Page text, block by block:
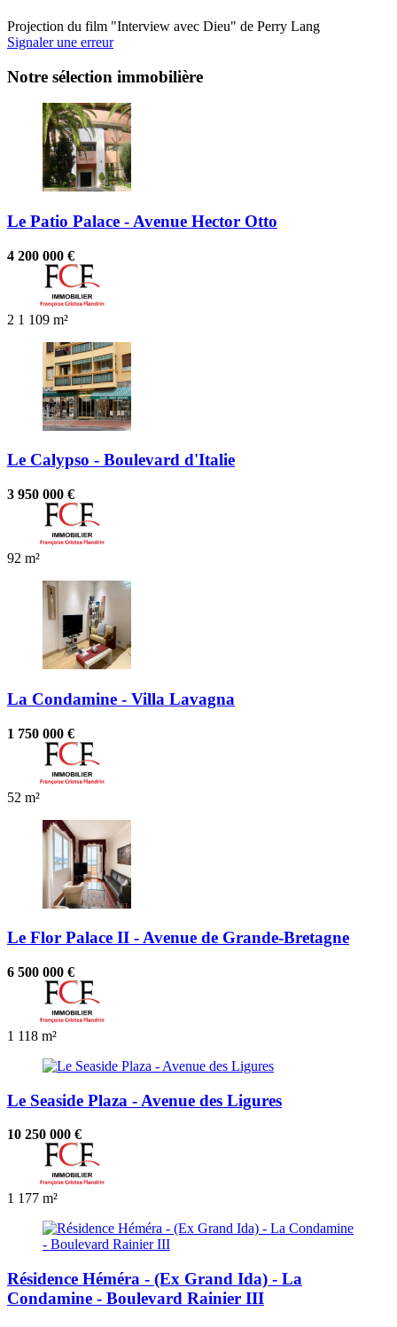
Projection du film "Interview avec Dieu" de Perry Lang
Signaler une erreur
Notre sélection immobilière
Le Patio Palace - Avenue Hector Otto
4 200 000 €
2 1 109 m²
Le Calypso - Boulevard d'Italie
3 950 000 €
92 m²
La Condamine - Villa Lavagna
1 750 000 €
52 m²
Le Flor Palace II - Avenue de Grande-Bretagne
6 500 000 €
1 118 m²
Le Seaside Plaza - Avenue des Ligures
10 250 000 €
1 177 m²
Résidence Héméra - (Ex Grand Ida) - La
Condamine - Boulevard Rainier III